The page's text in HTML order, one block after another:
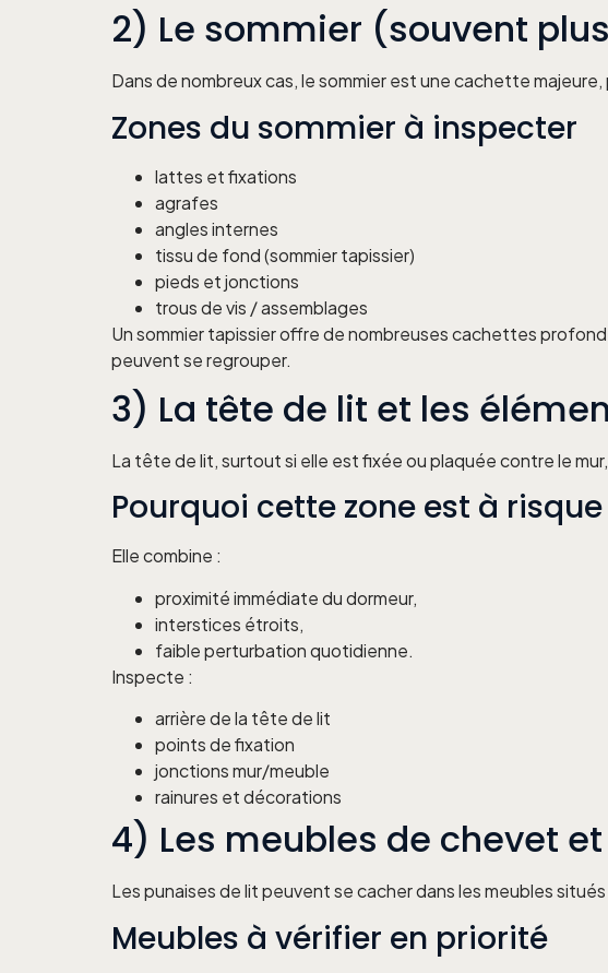
2) Le sommier (souvent
Dans de nombreux cas, le sommier est une cachette
Zones du sommier à inspecter
lattes et fixations
agrafes
angles internes
tissu de fond (sommier tapissier)
pieds et jonctions
trous de vis / assemblages
Un sommier tapissier offre de nombreuses cachettes
peuvent se regrouper.
3) La tête de lit et les
La tête de lit, surtout si elle est fixée ou plaquée contre le
Pourquoi cette zone est à risque
Elle combine :
proximité immédiate du dormeur,
interstices étroits,
faible perturbation quotidienne.
Inspecte :
arrière de la tête de lit
points de fixation
jonctions mur/meuble
rainures et décorations
4) Les meubles de chevet
Les punaises de lit peuvent se cacher dans les meubles
Meubles à vérifier en priorité